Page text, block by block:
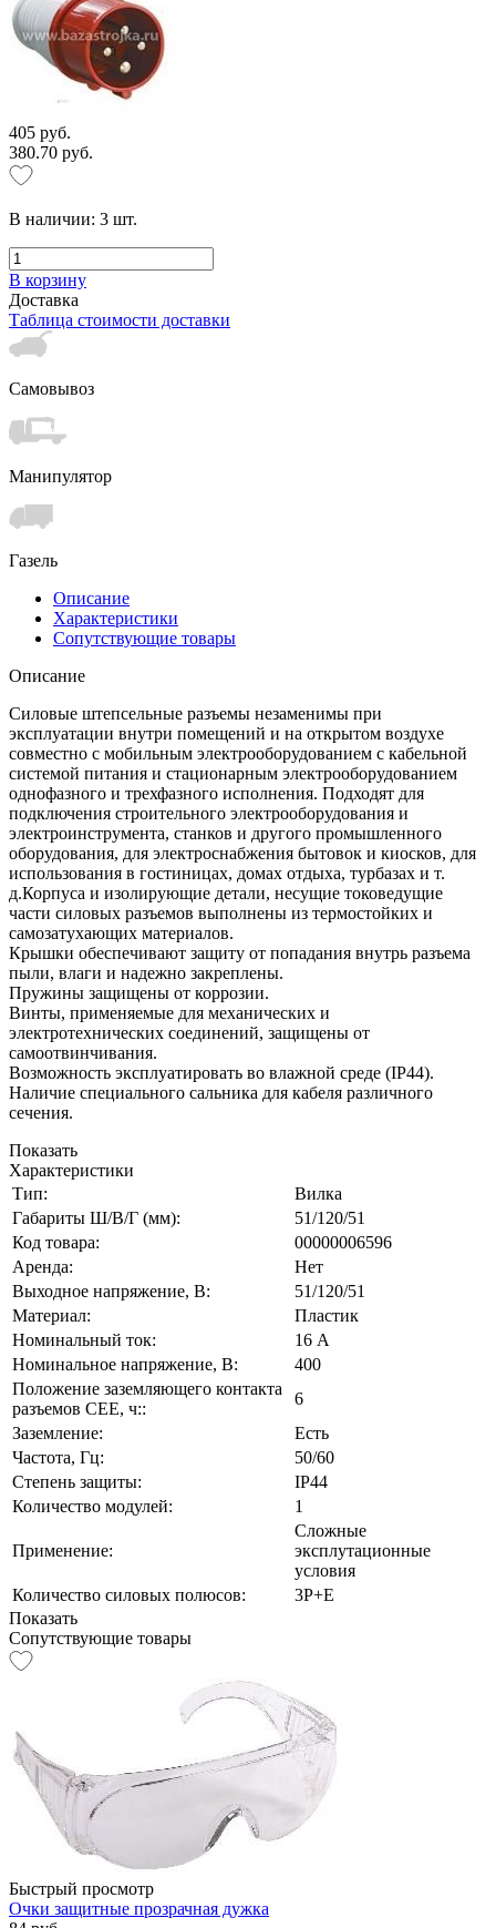
405 руб.
380.70 руб.
В наличии: 3 шт.
В корзину
Доставка
Таблица стоимости доставки
Самовывоз
Манипулятор
Газель
Описание
Характеристики
Сопутствующие товары
Описание
Силовые штепсельные разъемы незаменимы при
эксплуатации внутри помещений и на открытом воздухе
совместно с мобильным электрооборудованием с кабельной
системой питания и стационарным электрооборудованием
однофазного и трехфазного исполнения. Подходят для
подключения строительного электрооборудования и
электроинструмента, станков и другого промышленного
оборудования, для электроснабжения бытовок и киосков, для
использования в гостиницах, домах отдыха, турбазах и т.
д.Корпуса и изолирующие детали, несущие токоведущие
части силовых разъемов выполнены из термостойких и
самозатухающих материалов.
Крышки обеспечивают защиту от попадания внутрь разъема
пыли, влаги и надежно закреплены.
Пружины защищены от коррозии.
Винты, применяемые для механических и
электротехнических соединений, защищены от
самоотвинчивания.
Возможность эксплуатировать во влажной среде (IP44).
Наличие специального сальника для кабеля различного
сечения.
Показать
Характеристики
Тип:
Вилка
Габариты Ш/В/Г (мм):
51/120/51
Код товара:
00000006596
Аренда:
Нет
Выходное напряжение, В:
51/120/51
Материал:
Пластик
Номинальный ток:
16 А
Номинальное напряжение, В:
400
Положение заземляющего контакта
разъемов CEE, ч::
6
Заземление:
Есть
Частота, Гц:
50/60
Степень защиты:
IP44
Количество модулей:
1
Применение:
Сложные
эксплутационные
условия
Количество силовых полюсов:
3Р+E
Показать
Сопутствующие товары
Быстрый просмотр
Очки защитные прозрачная дужка